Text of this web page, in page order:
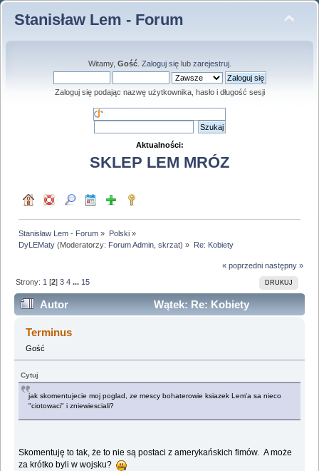
Stanisław Lem - Forum
Witamy, Gość. Zaloguj sięlub zarejestruj.
Zaloguj się podając nazwę użytkownika, hasło i długość sesji
Aktualności:
SKLEP LEM MRÓZ
Stanisław Lem - Forum » Polski»
DyLEMaty (Moderatorzy: Forum Admin ,skrzat) » Re: Kobiety
« poprzedni następny »
DRUKUJ
Strony: 1 [2]3 4 ... 15
Autor
Wątek: Re: Kobiety
(Przeczytany 418539 razy)
Terminus
Gość
Cytuj
jak skomentujecie moj poglad, ze mescy bohaterowie ksiazek Lem'a sa nieco
"ciotowaci" i zniewiesciali?
Skomentuję to tak, że to nie są postaci z amerykańskich fimów. A może
za krótko byli w wojsku?